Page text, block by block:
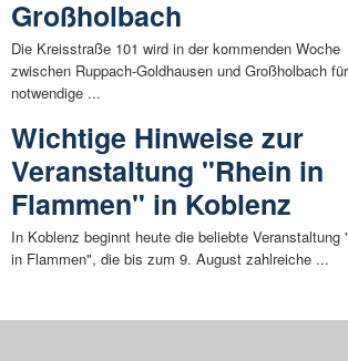
Großholbach
Die Kreisstraße 101 wird in der kommenden Woche
zwischen Ruppach-Goldhausen und Großholbach für
notwendige ...
Wichtige Hinweise zur
Veranstaltung "Rhein in
Flammen" in Koblenz
In Koblenz beginnt heute die beliebte Veranstaltung
in Flammen", die bis zum 9. August zahlreiche ...